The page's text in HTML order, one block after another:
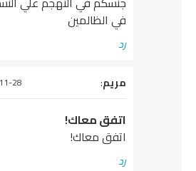
في الظالمين
رد
يقول
مريم:
2019-11-
اتفق معاك!
اتفق معاك!
رد